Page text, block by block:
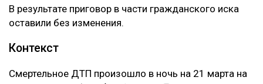
В результате приговор в части гражданского иска
оставили без изменения.
Контекст
Смертельное ДТП произошло в ночь на 21 марта на